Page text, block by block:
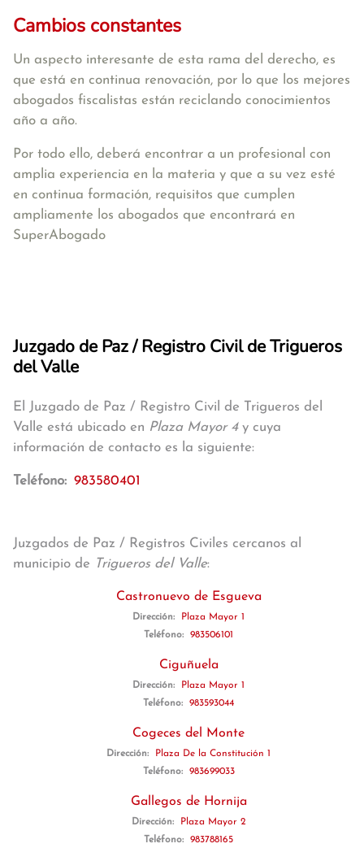
Cambios constantes
Un aspecto interesante de esta rama del derecho, es
que está en continua renovación, por lo que los mejores
abogados fiscalistas están reciclando conocimientos
año a año.
Por todo ello, deberá encontrar a un profesional con
amplia experiencia en la materia y que a su vez esté
en continua formación, requisitos que cumplen
ampliamente los abogados que encontrará en
SuperAbogado
Juzgado de Paz / Registro Civil de Trigueros
del Valle
El Juzgado de Paz / Registro Civil de Trigueros del
Valle está ubicado en Plaza Mayor 4y cuya
información de contacto es la siguiente:
Teléfono: 983580401
Juzgados de Paz / Registros Civiles cercanos al
municipio de Trigueros del Valle:
Castronuevo de Esgueva
Dirección:
Plaza Mayor 1
Teléfono:
983506101
Ciguñuela
Dirección:
Plaza Mayor 1
Teléfono:
983593044
Cogeces del Monte
Dirección:
Plaza De la Constitución 1
Teléfono:
983699033
Gallegos de Hornija
Dirección:
Plaza Mayor 2
Teléfono:
983788165